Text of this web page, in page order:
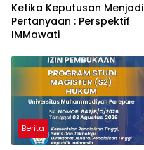
Ketika Keputusan Menjadi
Pertanyaan : Perspektif
IMMawati
Berita